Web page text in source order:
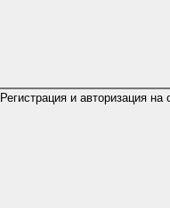
Регистрация и авторизация на